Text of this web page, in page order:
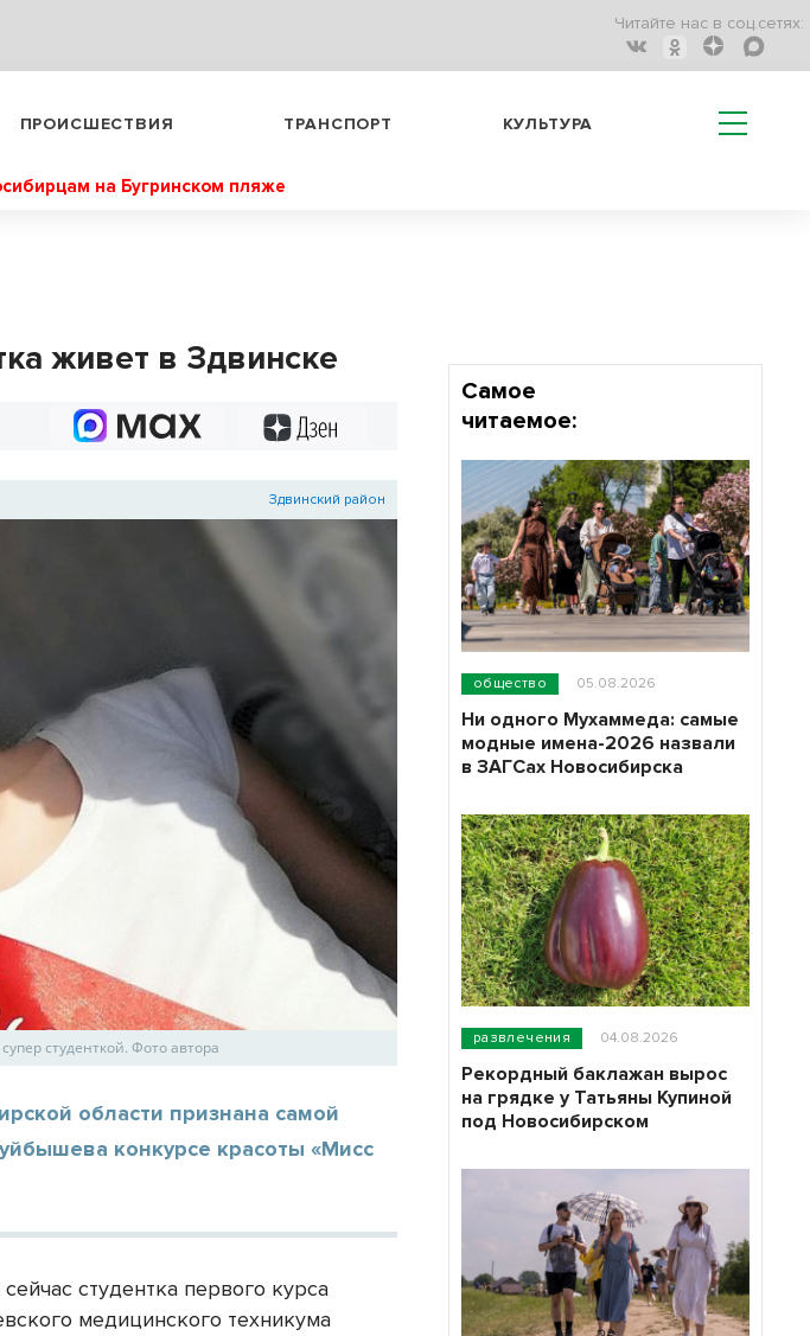
Читайте нас в соц.сетях:
ПРОИСШЕСТВИЯ ТРАНСПОРТ КУЛЬТУРА
на Бугринском пляже
живет в Здвинске
Здвинский район
студенткой. Фото автора
области признана самой
конкурсе красоты «Мисс
студентка первого курса
медицинского техникума
Самое
читаемое:
общество 05.08.2026
Ни одного Мухаммеда: самые
модные имена-2026 назвали
в ЗАГСах Новосибирска
развлечения 04.08.2026
Рекордный баклажан вырос
на грядке у Татьяны Купиной
под Новосибирском